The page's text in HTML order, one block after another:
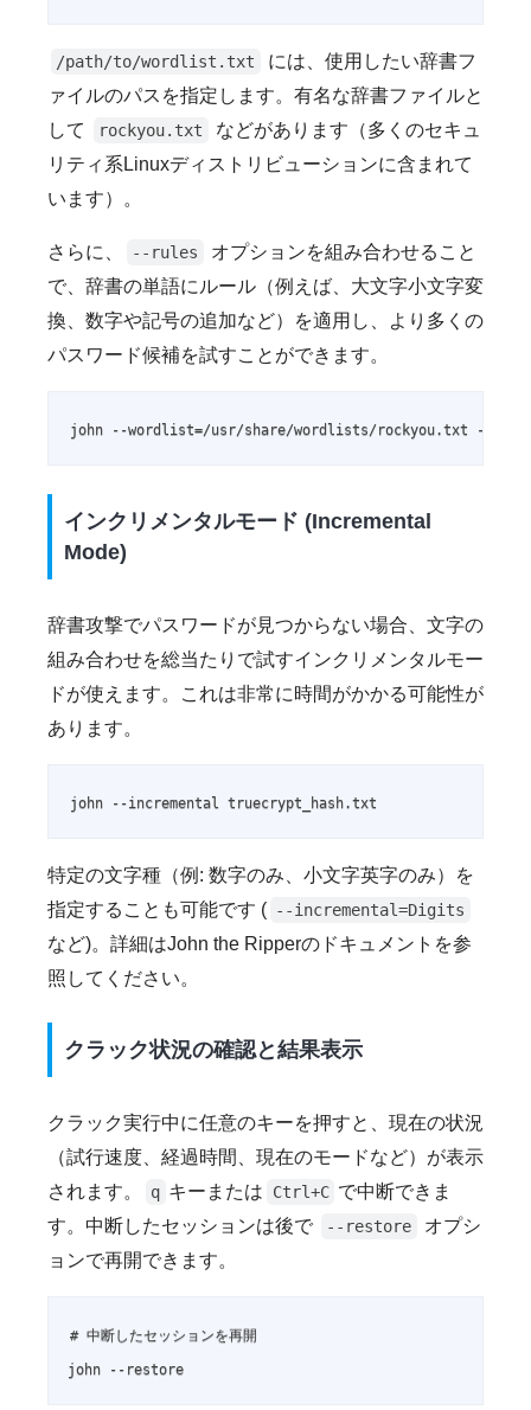
/path/to/wordlist.txt
には、使用したい辞書フ
ァイルのパスを指定します。有名な辞書ファイルと
して
rockyou.txt
などがあります（多くのセキュ
リティ系Linuxディストリビューションに含まれて
います）。
さらに、 --rules
オプションを組み合わせること
で、辞書の単語にルール（例えば、大文字小文字変
換、数字や記号の追加など）を適用し、より多くの
パスワード候補を試すことができます。
john --wordlist=/usr/share/wordlists/rockyou.txt --
インクリメンタルモード (Incremental
Mode)
辞書攻撃でパスワードが見つからない場合、文字の
組み合わせを総当たりで試すインクリメンタルモー
ドが使えます。これは非常に時間がかかる可能性が
あります。
john --incremental truecrypt_hash.txt
特定の文字種（例: 数字のみ、小文字英字のみ）を
指定することも可能です ( --incremental=Digits
など)。詳細はJohn the Ripperのドキュメントを参
照してください。
クラック状況の確認と結果表示
クラック実行中に任意のキーを押すと、現在の状況
（試行速度、経過時間、現在のモードなど）が表示
されます。
q キーまたは Ctrl+C で中断できま
す。中断したセッションは後で
--restore
オプシ
ョンで再開できます。
# 中断したセッションを再開
john --restore